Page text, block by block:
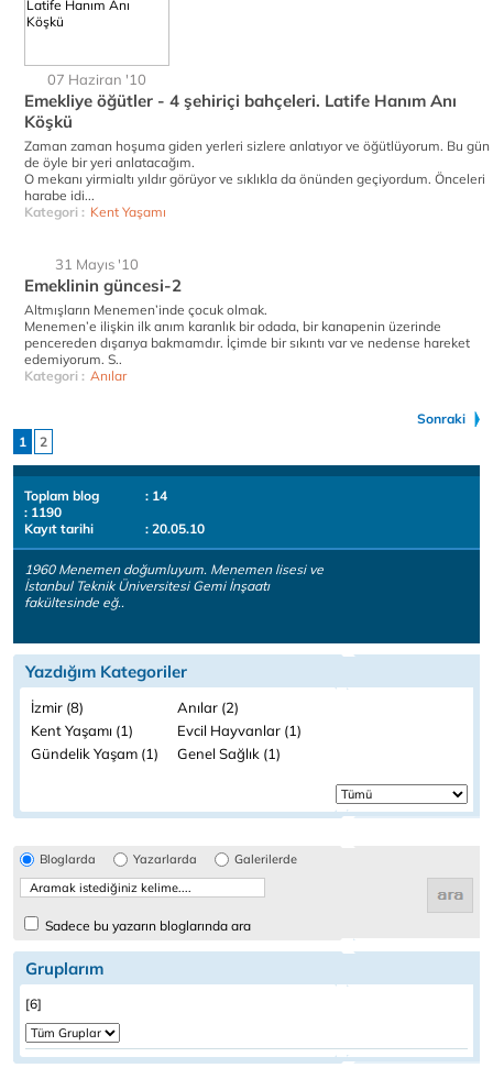
07 Haziran '10
Emekliye öğütler - 4 şehiriçi bahçeleri. Latife Hanım Anı
Köşkü
Zaman zaman hoşuma giden yerleri sizlere anlatıyor ve öğütlüyorum. Bu gün
de öyle bir yeri anlatacağım.
O mekanı yirmialtı yıldır görüyor ve sıklıkla da önünden geçiyordum. Önceleri
harabe idi...
Kategori : Kent Yaşamı
31 Mayıs '10
Emeklinin güncesi-2
Altmışların Menemen’inde çocuk olmak.
Menemen’e ilişkin ilk anım karanlık bir odada, bir kanapenin üzerinde
pencereden dışarıya bakmamdır. İçimde bir sıkıntı var ve nedense hareket
edemiyorum. S..
Kategori : Anılar
Sonraki
1
2
Toplam blog
: 14
: 1190
Kayıt tarihi
: 20.05.10
1960 Menemen doğumluyum. Menemen lisesi ve
İstanbul Teknik Üniversitesi Gemi İnşaatı
fakültesinde eğ..
Yazdığım Kategoriler
İzmir (8)
Anılar (2)
Kent Yaşamı (1)
Evcil Hayvanlar (1)
Gündelik Yaşam (1)
Genel Sağlık (1)
Bloglarda Yazarlarda Galerilerde
Sadece bu yazarın bloglarında ara
Gruplarım
[6]